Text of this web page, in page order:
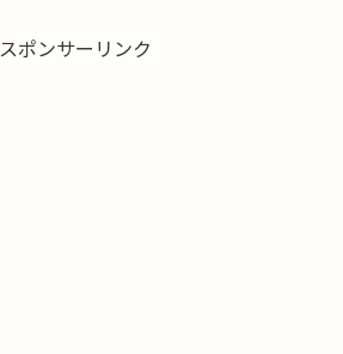
スポンサーリンク